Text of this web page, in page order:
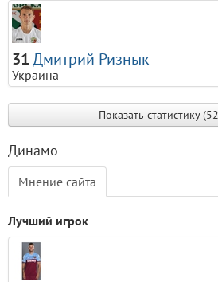
31Дмитрий Ризнык
Украина
Показать статистику
Динамо
Мнение сайта
Лучший игрок